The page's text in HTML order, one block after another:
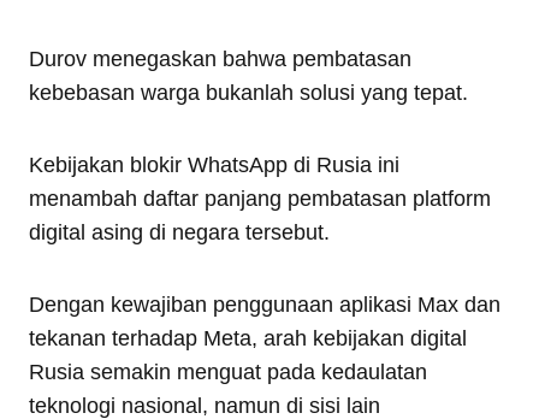
Durov menegaskan bahwa pembatasan
kebebasan warga bukanlah solusi yang tepat.
Kebijakan blokir WhatsApp di Rusia ini
menambah daftar panjang pembatasan platform
digital asing di negara tersebut.
Dengan kewajiban penggunaan aplikasi Max dan
tekanan terhadap Meta, arah kebijakan digital
Rusia semakin menguat pada kedaulatan
teknologi nasional, namun di sisi lain